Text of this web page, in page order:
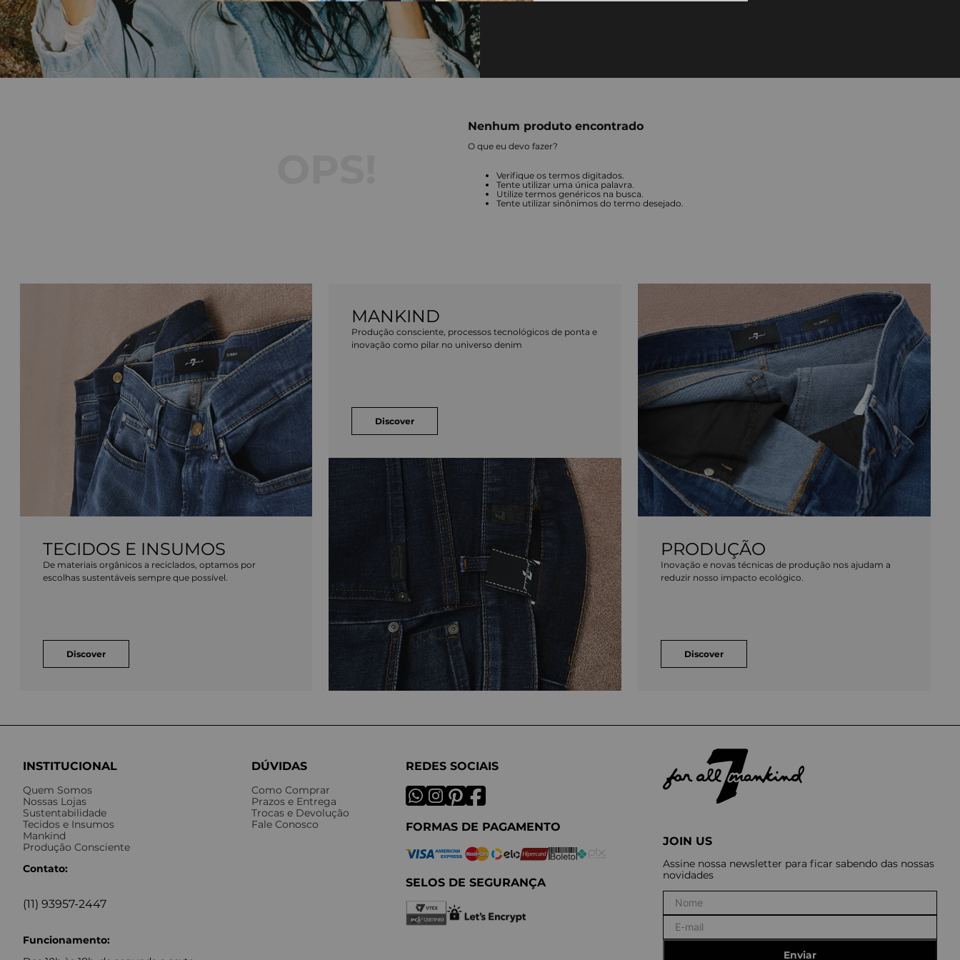
Nenhum produto encontrado
O que eu devo fazer?
Verifique os termos digitados.
Tente utilizar uma única palavra.
Utilize termos genéricos na busca.
Tente utilizar sinônimos do termo desejado.
TECIDOS E INSUMOS
De materiais orgânicos a reciclados, optamos por
escolhas sustentáveis sempre que possível.
Discover
MANKIND
Produção consciente, processos tecnológicos de ponta e
inovação como pilar no universo denim
Discover
PRODUÇÃO
Inovação e novas técnicas de produção nos ajudam a
reduzir nosso impacto ecológico.
Discover
INSTITUCIONAL
Quem Somos
Nossas Lojas
Sustentabilidade
Tecidos e Insumos
Mankind
Produção Consciente
Contato:
(11) 93957-2447
Funcionamento:
DÚVIDAS
Como Comprar
Prazos e Entrega
Trocas e Devolução
Fale Conosco
REDES SOCIAIS
FORMAS DE PAGAMENTO
SELOS DE SEGURANÇA
JOIN US
Assine nossa newsletter para ficar sabendo das nossas
novidades
Enviar